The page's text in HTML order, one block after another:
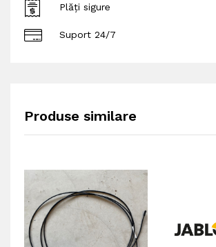
Plăți sigure
Suport 24/7
Produse similare